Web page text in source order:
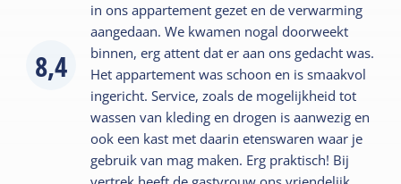
8,4
in ons appartement gezet en de verwarming
aangedaan. We kwamen nogal doorweekt
binnen, erg attent dat er aan ons gedacht was.
Het appartement was schoon en is smaakvol
ingericht. Service, zoals de mogelijkheid tot
wassen van kleding en drogen is aanwezig en
ook een kast met daarin etenswaren waar je
gebruik van mag maken. Erg praktisch! Bij